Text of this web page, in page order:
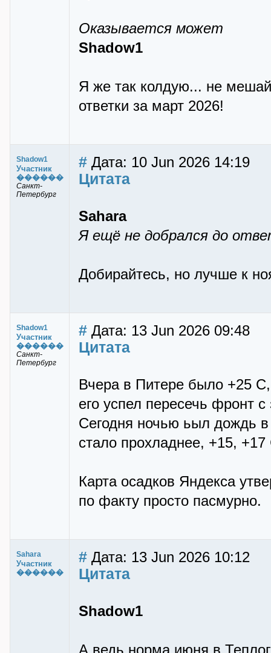
Оказывается может
Shadow1
Я же так колдую... не
ответки за март 2026!
Shadow1
Участник
������
Санкт-
Петербург
# Дата: 10 Jun 2026 14:19
Цитата
Sahara
Я ещё не добрался до
Добирайтесь, но лучше к
Shadow1
Участник
������
Санкт-
Петербург
# Дата: 13 Jun 2026 09:48
Цитата
Вчера в Питере было +25
его успел пересечь фронт с
Сегодня ночью ьыл дождь
стало прохладнее, +15,
Карта осадков Яндекса
по факту просто пасмурно.
Sahara
Участник
������
# Дата: 13 Jun 2026 10:12
Цитата
Shadow1